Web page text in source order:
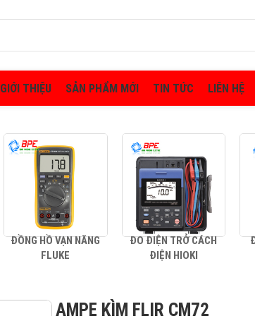
GIỚI THIỆU SẢN PHẨM MỚI TIN TỨC LIÊN HỆ
ĐỒNG HỒ VẠN NĂNG
FLUKE
ĐO ĐIỆN TRỞ CÁCH
ĐIỆN HIOKI
AMPE KÌM FLIR CM72